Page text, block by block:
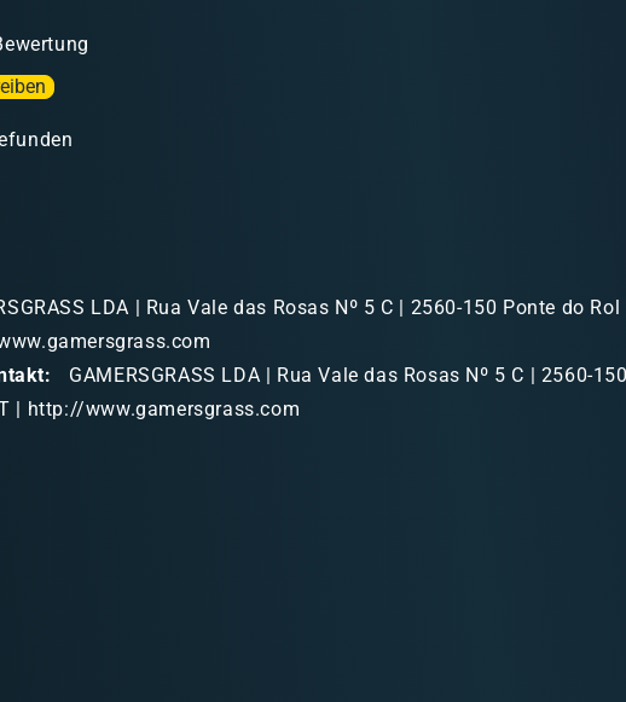
LDA | Rua Vale das Rosas Nº 5 C | 2560-150 Ponte do
GAMERSGRASS LDA | Rua Vale das Rosas Nº 5 C | 2560-
| http://www.gamersgrass.com